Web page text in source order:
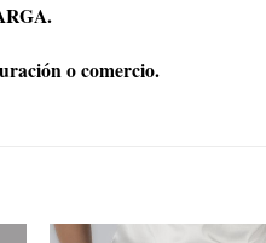
o comercio.